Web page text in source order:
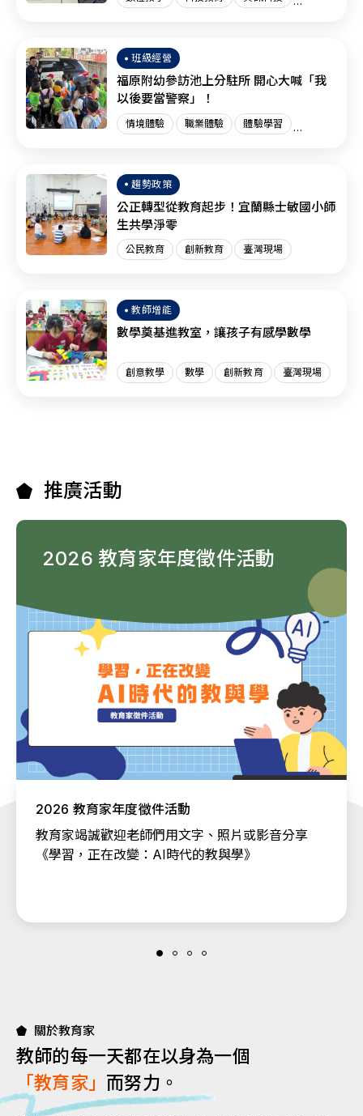
班級經營
福原附幼參訪池上分駐所 開心大喊「我
以後要當警察」！
情境體驗 職業體驗 體驗學習
趨勢政策
公正轉型從教育起步！宜蘭縣士敏國小師
生共學淨零
公民教育 創新教育 臺灣現場
教師增能
數學奠基進教室，讓孩子有感學數學
創意教學 數學 創新教育 臺灣現場
推廣活動
2026 教育家年度徵件活動
2026 教育家年度徵件活動
教育家竭誠歡迎老師們用文字、照片或影音分享
《學習，正在改變：AI時代的教與學》
關於教育家
教師的每一天都在以身為一個
「教育家」 而努力。